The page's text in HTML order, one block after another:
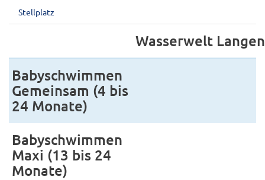
Stellplatz
Wasserwelt
Babyschwimmen
Gemeinsam (4 bis
24 Monate)
Babyschwimmen
Maxi (13 bis 24
Monate)